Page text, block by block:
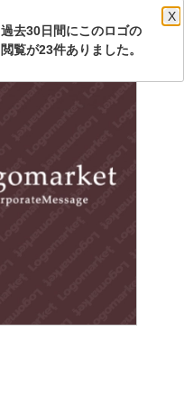
過去30日間にこのロゴの
X
閲覧が23件ありました。